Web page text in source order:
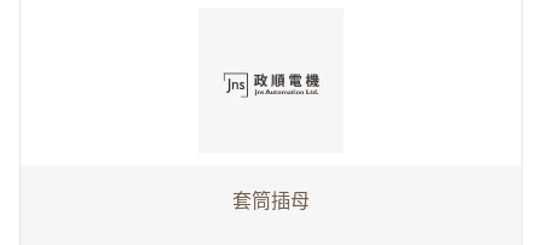
套筒插母